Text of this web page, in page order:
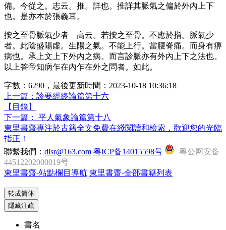
備。今從之。志云。推。詳也。推詳其脈氣之偏於外內上下
也。是亦本於張義耳。
按之至骨脈氣少者 高云。若按之至骨。不應於指。脈氣少
者。此陰盛陽虛。生陽之氣。不能上行。當腰脊痛。而身有痹
病也。承上文上下外內之病。而言診脈亦有外內上下之法也。
以上答帝知病乍在內乍在外之問者。如此。
字數：6290，最後更新時間： 2023-10-18 10:36:18
上一篇： 診要經終論篇第十六
【目錄】
下一篇：
平人氣象論篇第十八
東里書齋專注於古籍全文免費在綫閱讀和檢索，歡迎您的光臨
指正！
聯繫我們： dlsr@163.com 粤ICP备14015598号
粤公网安备
44512202000019号
東里書齋-站點欄目導航 東里書齋-全部書籍列表
转成简体
隱藏注疏
書名